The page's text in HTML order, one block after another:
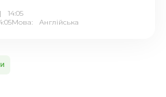
14:05
Мова: Англійська